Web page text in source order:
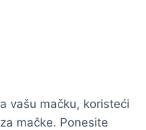
vašu mačku, koristeći
mačke. Ponesite